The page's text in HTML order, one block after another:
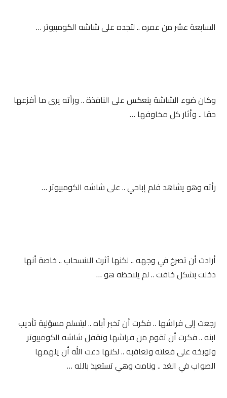
السابعة عشر من عمره .. لتجده على شاشه الكومبيوتر …
وكان ضوء الشاشة ينعكس على النافذة .. ورأته يرى ما أفزعها
حقا .. وأثار كل مخاوفها …
رأته وهو يشاهد فلم إباحي .. على شاشه الكومبيوتر …
أرادت أن تصرخ في وجهه .. لكنها آثرت الانسحاب .. خاصة أنها
دخلت بشكل خافت .. لم يلاحظه هو …
رجعت إلى فراشها .. فكرت أن تخبر أباه .. ليتسلم مسؤلية تأديب
ابنه .. فكرت أن تقوم من فراشها وتقفل شاشه الكومبيوتر
وتوبخه على فعلته وتعاقبه .. لكنها دعت الله أن يلهمها
الصواب في الغد .. ونامت وهي تستعيذ بالله …